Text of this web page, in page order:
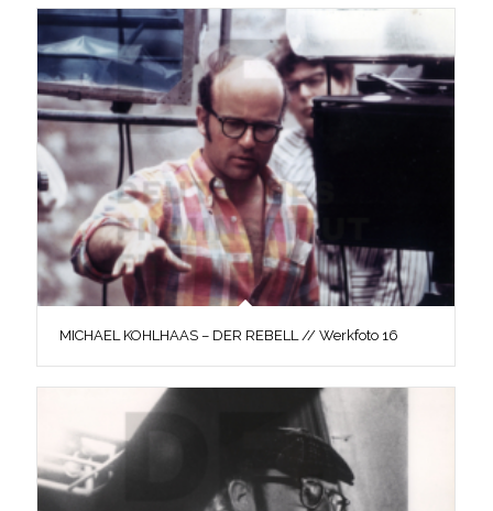
MICHAEL KOHLHAAS – DER REBELL // Werkfoto 16